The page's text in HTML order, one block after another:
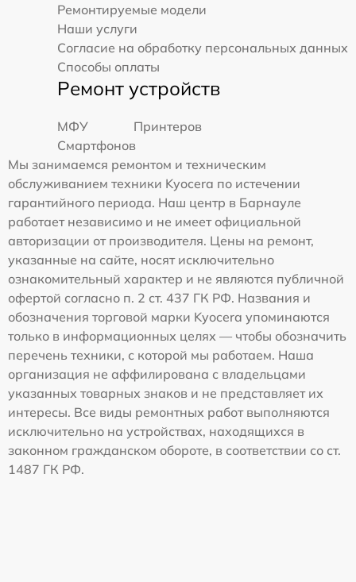
Ремонтируемые модели
Наши услуги
Согласие на обработку персональных данных
Способы оплаты
Ремонт устройств
МФУ
Принтеров
Смартфонов
Мы занимаемся ремонтом и техническим
обслуживанием техники Kyocera по истечении
гарантийного периода. Наш центр в Барнауле
работает независимо и не имеет официальной
авторизации от производителя. Цены на ремонт,
указанные на сайте, носят исключительно
ознакомительный характер и не являются публичной
офертой согласно п. 2 ст. 437 ГК РФ. Названия и
обозначения торговой марки Kyocera упоминаются
только в информационных целях — чтобы обозначить
перечень техники, с которой мы работаем. Наша
организация не аффилирована с владельцами
указанных товарных знаков и не представляет их
интересы. Все виды ремонтных работ выполняются
исключительно на устройствах, находящихся в
законном гражданском обороте, в соответствии со ст.
1487 ГК РФ.